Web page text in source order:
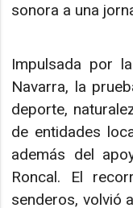
sonora a una
Impulsada por
Navarra, la
deporte,
de entidades
además del
Roncal. El
senderos, volvió